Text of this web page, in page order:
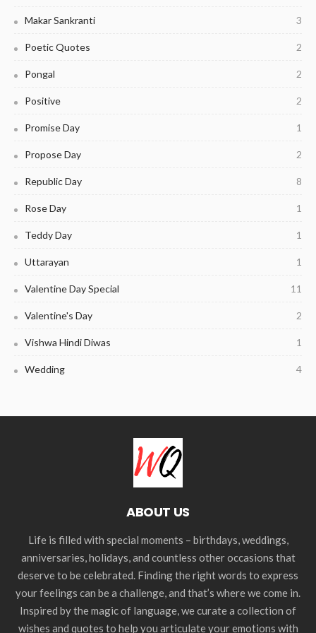
Makar Sankranti 3
Poetic Quotes 2
Pongal 2
Positive 2
Promise Day 1
Propose Day 2
Republic Day 8
Rose Day 1
Teddy Day 1
Uttarayan 1
Valentine Day Special 11
Valentine's Day 2
Vishwa Hindi Diwas 1
Wedding 4
ABOUT US
Life is filled with special moments – birthdays, weddings,
anniversaries, holidays, and countless other occasions that
deserve to be celebrated. Finding the right words to express
your feelings can be a challenge, and that’s where we come in.
Inspired by the magic of language, we curate a collection of
wishes and quotes to help you articulate your emotions with